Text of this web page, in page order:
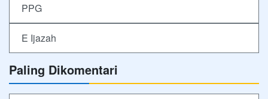
PPG
E Ijazah
Paling Dikomentari